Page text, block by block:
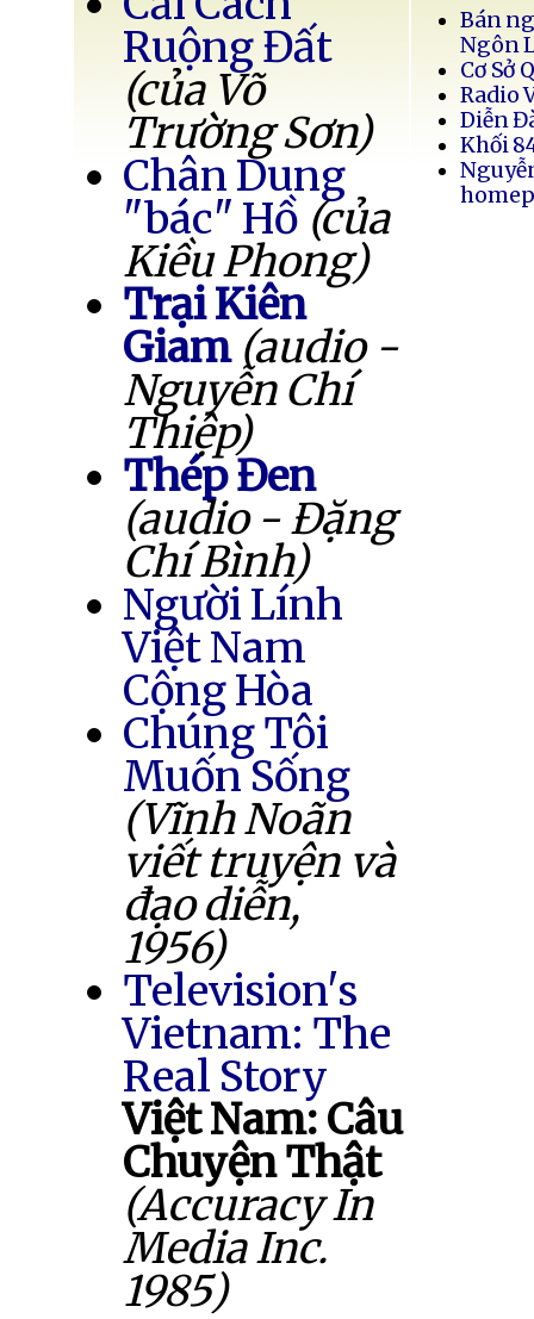
Ruộng Đất
(của Võ
Trường Sơn)
Chân Dung
"bác" Hồ (của
Kiều Phong)
Trại Kiên
Giam (audio -
Nguyễn Chí
Thiệp)
Thép Đen
(audio - Đặng
Chí Bình)
Người Lính
Việt Nam
Cộng Hòa
Chúng Tôi
Muốn Sống
(Vĩnh Noãn
viết truyện và
đạo diễn,
1956)
Television's
Vietnam: The
Real Story
Việt Nam: Câu
Chuyện Thật
(Accuracy In
Media Inc.
1985)
Bán
Ngôn
Cơ Sở
Radio
Diễn
Khối